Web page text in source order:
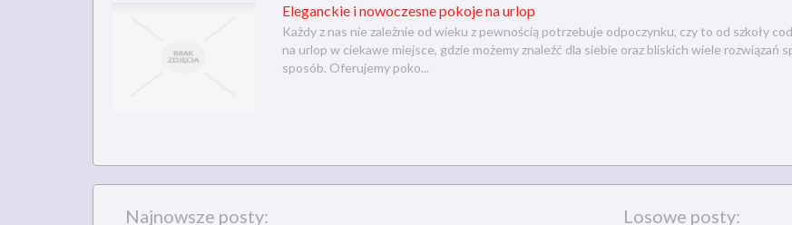
Eleganckie i nowoczesne pokoje na urlop
Każdy z nas nie zależnie od wieku z pewnością potrzebuje odpoczynku, czy to od szkoły
na urlop w ciekawe miejsce, gdzie możemy znaleźć dla siebie oraz bliskich wiele
sposób. Oferujemy poko...
Najnowsze posty: Losowe posty: